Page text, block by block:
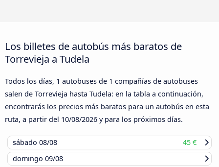
Los billetes de autobús más baratos de
Torrevieja a Tudela
Todos los días, 1 autobuses de 1 compañías de autobuses
salen de Torrevieja hasta Tudela: en la tabla a continuación,
encontrarás los precios más baratos para un autobús en esta
ruta, a partir del 10/08/2026 y para los próximos días.
sábado 08/08
45 €
domingo 09/08